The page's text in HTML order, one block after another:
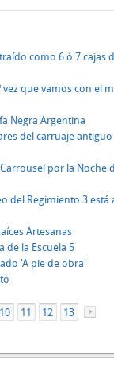
como 6 ó 7 cajas
vez que vamos con el
Negra Argentina
del carruaje
por la Noche
del Regimiento 3 está
Artesanas
de la Escuela 5
'A pie de obra'
10 11 12 13